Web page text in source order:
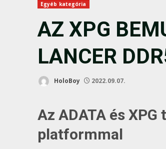
Egyéb kategória
AZ XPG
LANCER
HoloBoy 2022.09.07.
Az ADATA és
platformmal